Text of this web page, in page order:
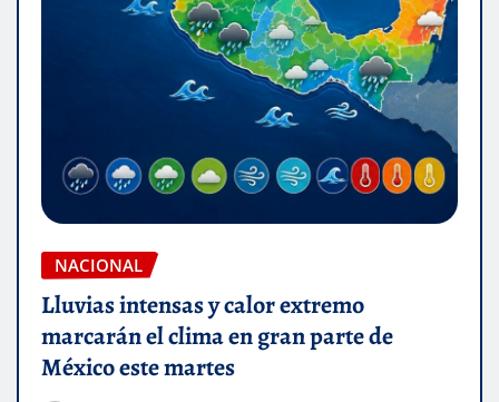
NACIONAL
Lluvias intensas y calor extremo
marcarán el clima en gran parte de
México este martes